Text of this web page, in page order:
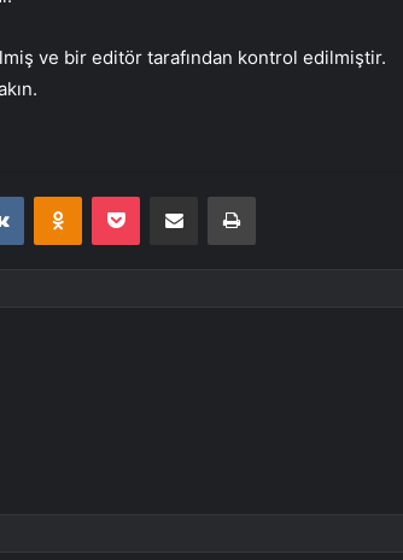
ve bir editör tarafından kontrol edilmiştir.
VKontakteOdnoklassniki
Pocket E-Posta ile paylaş Yazdır